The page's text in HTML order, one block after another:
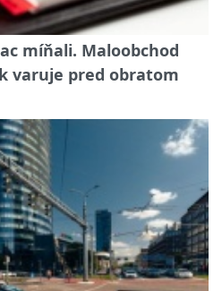
míňali. Maloobchod
varuje pred obratom